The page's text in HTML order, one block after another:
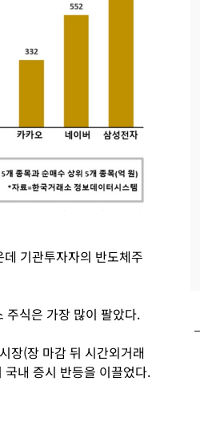
기관투자자의 반도체주
주식은 가장 많이 팔았다.
장(장 마감 뒤 시간외거래
내 증시 반등을 이끌었다.